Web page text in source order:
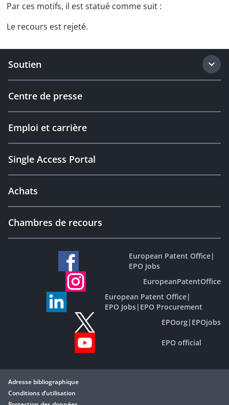
Par ces motifs, il est statué comme suit :
Le recours est rejeté.
Soutien
Centre de presse
Emploi et carrière
Single Access Portal
Achats
Chambres de recours
European Patent Office|
EPO Jobs
EuropeanPatentOffice
European Patent Office|
EPO Jobs| EPO Procurement
EPOorg| EPOjobs
EPO official
Adresse bibliographique
Conditions d’utilisation